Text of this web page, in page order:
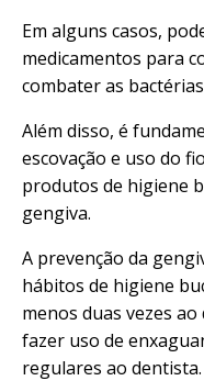
Em alguns casos,
medicamentos para
combater as
Além disso, é
escovação e uso do
produtos de higiene
gengiva.
A prevenção da
hábitos de higiene
menos duas vezes
fazer uso de
regulares ao dentista.